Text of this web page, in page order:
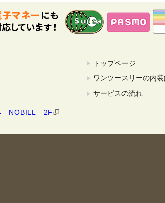
NOBILL 2F
トップページ
ワンツースリーの内
サービスの流れ